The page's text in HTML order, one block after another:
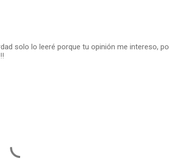
solo lo leeré porque tu opinión me intereso,